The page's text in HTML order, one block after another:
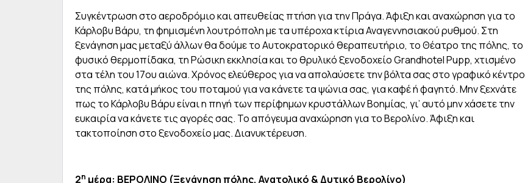
Συγκέντρωση στο αεροδρόμιο και απευθείας πτήση για την Πράγα. Άφιξη και αναχώρηση για το
Κάρλοβυ Βάρυ, τη φημισμένη λουτρόπολη με τα υπέροχα κτίρια Αναγεννησιακού ρυθμού. Στη
ξενάγηση μας μεταξύ άλλων θα δούμε το Αυτοκρατορικό θεραπευτήριο, το Θέατρο της πόλης, το
φυσικό θερμοπίδακα, τη Ρώσικη εκκλησία και το θρυλικό ξενοδοχείο Grandhotel Pupp, χτισμένο
στα τέλη του 17ου αιώνα. Χρόνος ελεύθερος για να απολαύσετε την βόλτα σας στο γραφικό κέντρο
της πόλης, κατά μήκος του ποταμού για να κάνετε τα ψώνια σας, για καφέ ή φαγητό. Μην ξεχνάτε
πως το Κάρλοβυ Βάρυ είναι η πηγή των περίφημων κρυστάλλων Βοημίας, γι’ αυτό μην χάσετε την
ευκαιρία να κάνετε τις αγορές σας. Το απόγευμα αναχώρηση για το Βερολίνο. Άφιξη και
τακτοποίηση στο ξενοδοχείο μας. Διανυκτέρευση.
2η μέρα: ΒΕΡΟΛΙΝΟ (Ξενάγηση πόλης, Ανατολικό & Δυτικό Βερολίνο)